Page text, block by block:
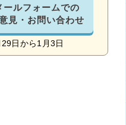
ールフォームでの
見・お問い合わせ
日から1月3日